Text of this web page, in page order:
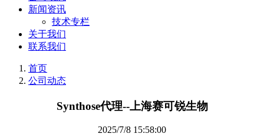
新闻资讯
技术专栏
关于我们
联系我们
首页
公司动态
‌Synthose‌代理--上海赛可锐生物
2025/7/8 15:58:00